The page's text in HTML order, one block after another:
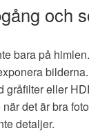
och
bara på himlen.
bilderna.
gråfilter eller
när det är bra
detaljer.